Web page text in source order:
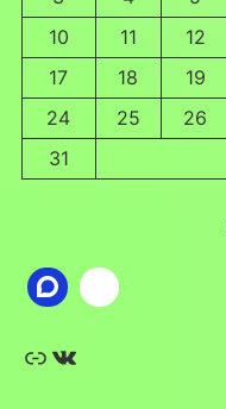
10
11 12
17
18 19
24
25 26
31
Ссылка